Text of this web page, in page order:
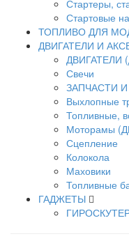
Стартеры,
Стартовые
ТОПЛИВО ДЛЯ
ДВИГАТЕЛИ И
ДВИГАТЕЛИ
Свечи
ЗАПЧАСТИ
Выхлопные
Топливные,
Моторамы
Сцепление
Колокола
Маховики
Топливные
ГАДЖЕТЫ